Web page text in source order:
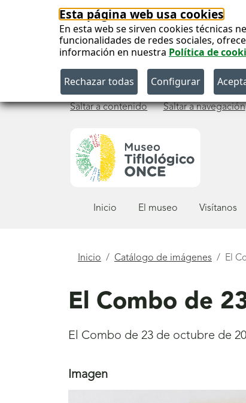
Esta página web usa cookies
En esta web se sirven cookies técnicas
funcionalidades de redes sociales,
información en nuestra Política de
Saltar a contenido Saltar a navegación
Inicio El museo Visítanos
Está
Inicio Catálogo de imágenes El
El Combo de
El Combo de 23 de octubre de
Imagen